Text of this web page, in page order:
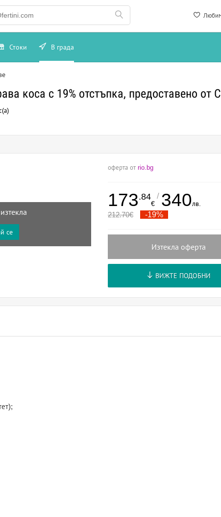
Стоки В града
коса с 19% отстъпка, предоставено
се
оферта от rio.bg
173.84
€
/ 340лв.
212.70€ -19%
Изтекла оферта
ВИЖТЕ ПОДОБНИ